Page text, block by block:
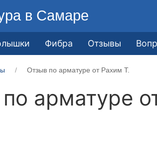
в Самаре
Фибра Отзывы
Отзыв по арматуре от Рахим Т.
арматуре